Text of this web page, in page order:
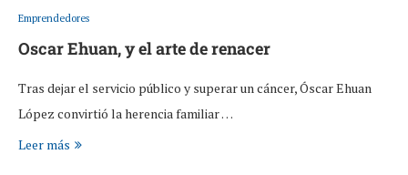
Emprendedores
Oscar Ehuan, y el arte de renacer
Tras dejar el servicio público y superar un cáncer, Óscar Ehuan
López convirtió la herencia familiar …
Leer más